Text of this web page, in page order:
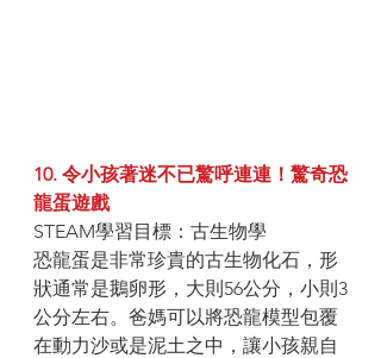
10. 令小孩著迷不已驚呼連連！驚奇恐
龍蛋遊戲
STEAM學習目標：古生物學
恐龍蛋是非常珍貴的古生物化石，形
狀通常是鵝卵形，大則56公分，小則3
公分左右。爸媽可以將恐龍模型包覆
在動力沙或是泥土之中，讓小孩親自